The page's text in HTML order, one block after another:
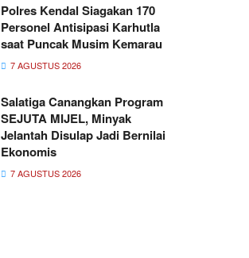
Polres Kendal Siagakan 170
Personel Antisipasi Karhutla
saat Puncak Musim Kemarau
7 AGUSTUS 2026
Salatiga Canangkan Program
SEJUTA MIJEL, Minyak
Jelantah Disulap Jadi Bernilai
Ekonomis
7 AGUSTUS 2026